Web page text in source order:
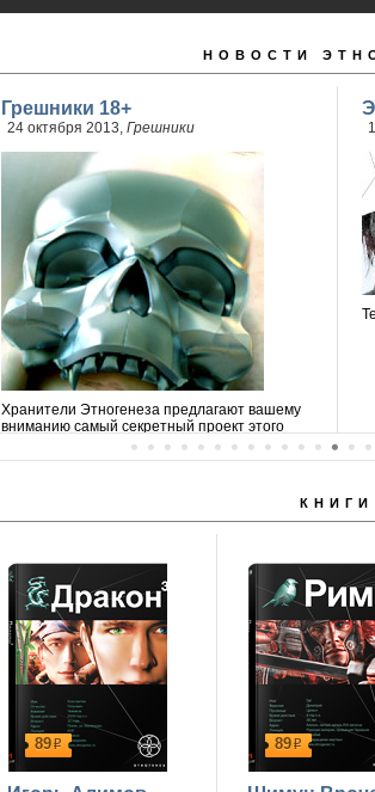
НОВОСТИ
Грешники 18+
24 октября 2013, Грешники
Хранители Этногенеза предлагают вашему
вниманию самый секретный проект этого
КНИГИ
89р 89р